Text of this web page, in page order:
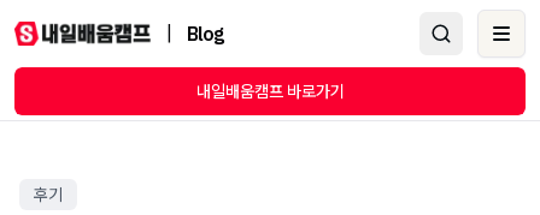
Blog
내일배움캠프 바로가기
후기